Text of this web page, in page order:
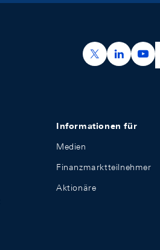
https://
Informationen für
Medien
Finanzmarktteilnehmer
Aktionäre